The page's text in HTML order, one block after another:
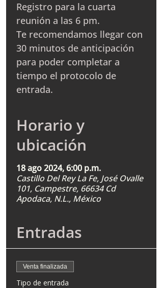
Registro para la cuarta
reunión a las 6 pm.
Te recomendamos llegar con
30 minutos de anticipación
para poder completar a
tiempo el protocolo de
entrada.
Horario y
ubicación
18 ago 2024, 6:00 p.m.
Castillo Del Rey La Fe, José Ovalle
101, Campestre, 66634 Cd
Apodaca, N.L., México
Entradas
Venta finalizada
Tipo de entrada